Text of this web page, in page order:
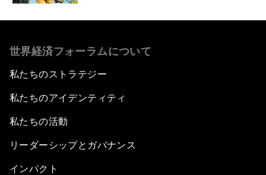
世界経済フォーラムについて
私たちのストラテジー
私たちのアイデンティティ
私たちの活動
リーダーシップとガバナンス
インパクト